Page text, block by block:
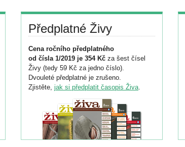
Předplatné Živy
Cena ročního předplatného
od čísla 1/2019 je 354 Kč za šest čísel
Živy (tedy 59 Kč za jedno číslo).
Dvouleté předplatné je zrušeno.
Zjistěte, jak si předplatit časopis Živa.